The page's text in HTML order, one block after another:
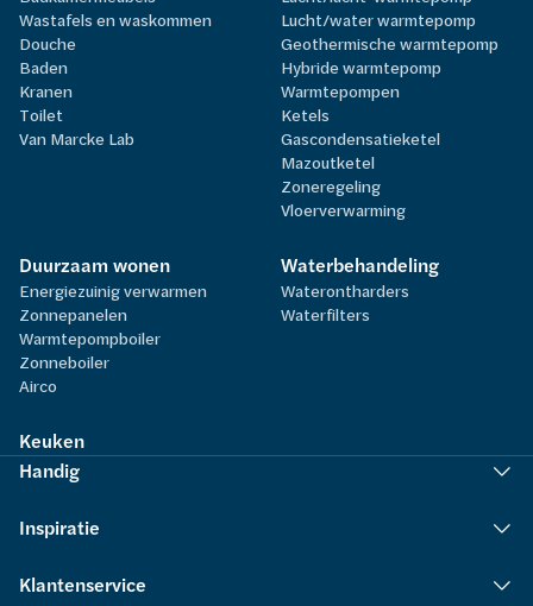
Wastafels en waskommen
Douche
Baden
Kranen
Toilet
Van Marcke Lab
Lucht/water warmtepomp
Geothermische warmtepomp
Hybride warmtepomp
Warmtepompen
Ketels
Gascondensatieketel
Mazoutketel
Zoneregeling
Vloerverwarming
Duurzaam wonen
Energiezuinig verwarmen
Zonnepanelen
Warmtepompboiler
Zonneboiler
Airco
Waterbehandeling
Waterontharders
Waterfilters
Keuken
Handig
Inspiratie
Klantenservice